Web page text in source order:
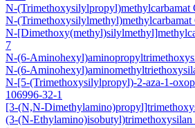
N-(Trimethoxysilylpropyl)methylcarbamat
N-
N-
7
N-(6-
N-(6-
N-[5-(Trimethoxysilylpropyl)-2-aza-1-
106996-32-1
[3-(N,N-
(3-(N-